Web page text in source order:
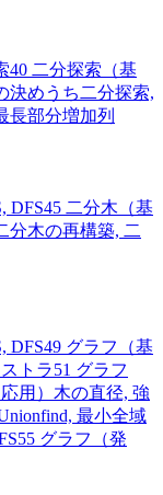
40 二分探索（基
決めうち二分探索,
長部分増加列
DFS45 二分木（基
分木の再構築, 二
DFS49 グラフ（基
トラ51 グラフ
用）木の直径, 強
最小全域
55 グラフ（発